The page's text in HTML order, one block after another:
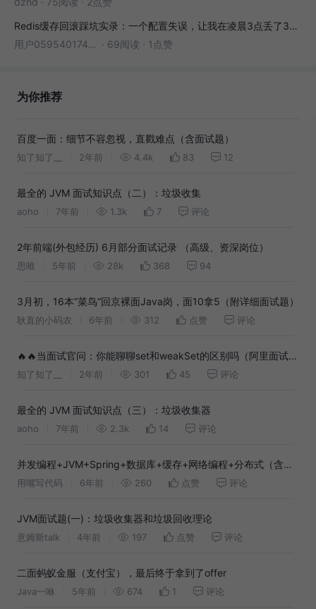
Redis缓存回滚踩坑实录：一个配置失误，让我在凌晨3点丢了3000条数据
用户05954017446 · 69阅读 · 1点赞
为你推荐
百度一面：细节不容忽视，直戳难点（含面试题）
知了知了__ 2年前 4.4k 83 12
最全的 JVM 面试知识点（二）：垃圾收集
aoho 7年前 1.3k 7 评论
2年前端(外包经历) 6月部分面试记录 （高级、资深岗位）
思唯 5年前 28k 368 94
3月初，16本“菜鸟”回京裸面Java岗，面10拿5（附详细面试题）
耿直的小码农 6年前 312 点赞 评论
🔥🔥当面试官问：你能聊聊set和weakSet的区别吗（阿里面试
题）
知了知了__ 2年前 301 45 评论
最全的 JVM 面试知识点（三）：垃圾收集器
aoho 7年前 2.3k 14 评论
并发编程+JVM+Spring+数据库+缓存+网络编程+分布式（含答
案）！BATJ2020最全Java面试汇总
用嘴写代码 6年前 260 点赞 评论
JVM面试题(一)：垃圾收集器和垃圾回收理论
意姆斯talk 4年前 197 点赞 评论
二面蚂蚁金服（支付宝），最后终于拿到了offer
Java一咻 5年前 674 1 评论